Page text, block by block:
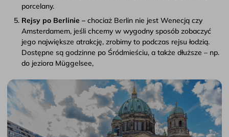
porcelany.
Rejsy po Berlinie – chociaż Berlin nie jest Wenecją czy
Amsterdamem, jeśli chcemy w wygodny sposób zobaczyć
jego największe atrakcję, zrobimy to podczas rejsu łodzią.
Dostępne są godzinne po Śródmieściu, a także dłuższe – np.
do jeziora Müggelsee,